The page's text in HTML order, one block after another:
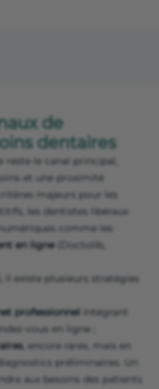
de
dentaires
reste le canal principal,
et une proximité
majeurs pour les
les dentistes libéraux
comme les
en ligne(Doctolib,
il existe plusieurs stratégies
professionnel intégrant
vous en ligne ;
, encore rares, mais en
préliminaires. Un
aux besoins des patients